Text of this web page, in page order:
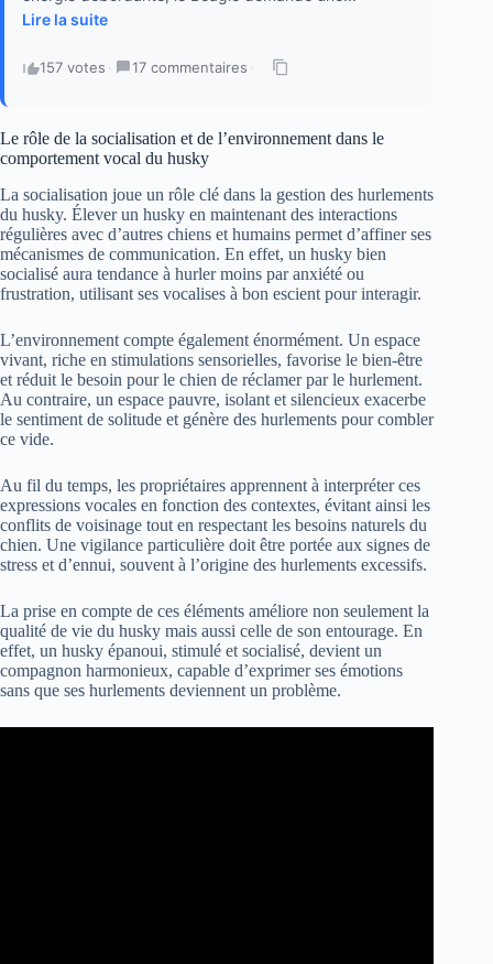
Lire la suite
157 votes · 17 commentaires ·
Le rôle de la socialisation et de l’environnement dans le
comportement vocal du husky
La socialisation joue un rôle clé dans la gestion des hurlements
du husky. Élever un husky en maintenant des interactions
régulières avec d’autres chiens et humains permet d’affiner ses
mécanismes de communication. En effet, un husky bien
socialisé aura tendance à hurler moins par anxiété ou
frustration, utilisant ses vocalises à bon escient pour interagir.
L’environnement compte également énormément. Un espace
vivant, riche en stimulations sensorielles, favorise le bien-être
et réduit le besoin pour le chien de réclamer par le hurlement.
Au contraire, un espace pauvre, isolant et silencieux exacerbe
le sentiment de solitude et génère des hurlements pour combler
ce vide.
Au fil du temps, les propriétaires apprennent à interpréter ces
expressions vocales en fonction des contextes, évitant ainsi les
conflits de voisinage tout en respectant les besoins naturels du
chien. Une vigilance particulière doit être portée aux signes de
stress et d’ennui, souvent à l’origine des hurlements excessifs.
La prise en compte de ces éléments améliore non seulement la
qualité de vie du husky mais aussi celle de son entourage. En
effet, un husky épanoui, stimulé et socialisé, devient un
compagnon harmonieux, capable d’exprimer ses émotions
sans que ses hurlements deviennent un problème.